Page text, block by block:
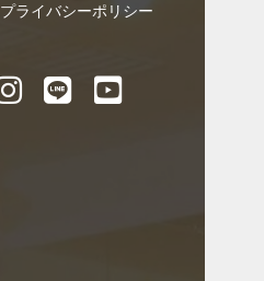
プライバシーポリシー